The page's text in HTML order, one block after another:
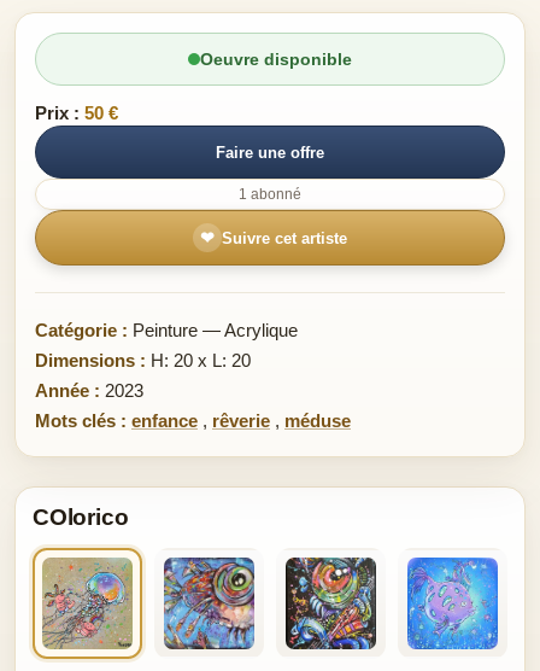
Oeuvre disponible
Prix : 50 €
Faire une offre
1 abonné
❤ Suivre cet artiste
Catégorie : Peinture — Acrylique
Dimensions : H: 20 x L: 20
Année : 2023
Mots clés : enfance , rêverie , méduse
COlorico